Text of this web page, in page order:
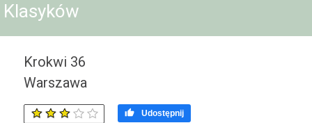
Klasyków
Krokwi 36
Warszawa
 Udostępnij